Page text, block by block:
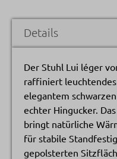
Details
Der Stuhl Lui léger
raffiniert
elegantem
echter Hingucker.
bringt natürliche
für stabile
gepolsterten